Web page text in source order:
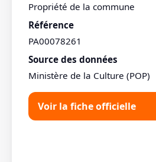
Propriété de la commune
Référence
PA00078261
Source des données
Ministère de la Culture (POP)
Voir la fiche officielle